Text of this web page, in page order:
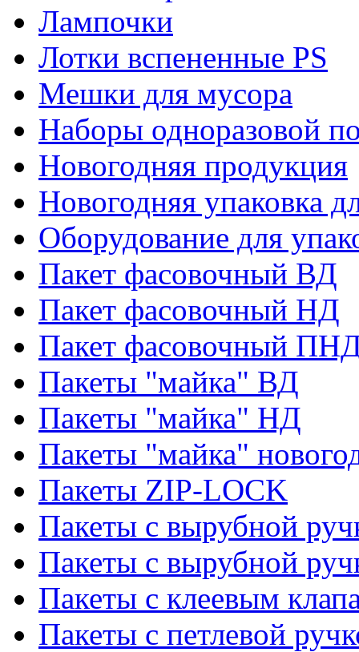
Лампочки
Лотки вспененные PS
Мешки для мусора
Наборы одноразовой
Новогодняя продукция
Новогодняя упаковка
Оборудование для
Пакет фасовочный ВД
Пакет фасовочный НД
Пакет фасовочный
Пакеты "майка" ВД
Пакеты "майка" НД
Пакеты "майка"
Пакеты ZIP-LOCK
Пакеты с вырубной
Пакеты с вырубной
Пакеты с клеевым
Пакеты с петлевой